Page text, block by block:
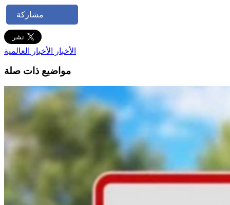
مشاركة
الأخبار الأخبار العالمية
مواضيع ذات صلة